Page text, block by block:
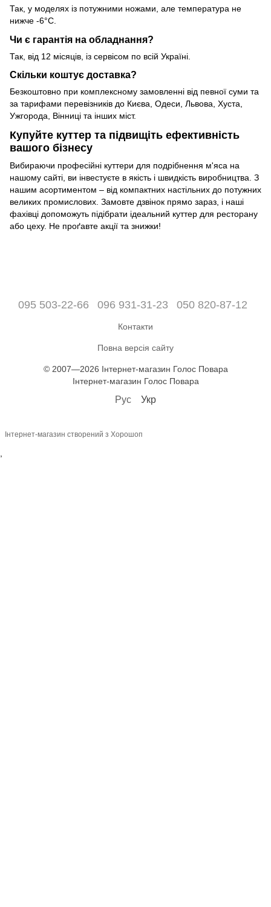
Так, у моделях із потужними ножами, але температура не
нижче -6°C.
Чи є гарантія на обладнання?
Так, від 12 місяців, із сервісом по всій Україні.
Скільки коштує доставка?
Безкоштовно при комплексному замовленні від певної суми та
за тарифами перевізників до Києва, Одеси, Львова, Хуста,
Ужгорода, Вінниці та інших міст.
Купуйте куттер та підвищіть ефективність
вашого бізнесу
Вибираючи професійні куттери для подрібнення м'яса на
нашому сайті, ви інвестуєте в якість і швидкість виробництва. З
нашим асортиментом – від компактних настільних до потужних
великих промислових. Замовте дзвінок прямо зараз, і наші
фахівці допоможуть підібрати ідеальний куттер для ресторану
або цеху. Не проґавте акції та знижки!
095 503-22-66 096 931-31-23 050 820-87-12
Контакти
Повна версія сайту
© 2007—2026 Інтернет-магазин Голос Повара
Інтернет-магазин Голос Повара
Рус Укр
Інтернет-магазин створений з Хорошоп